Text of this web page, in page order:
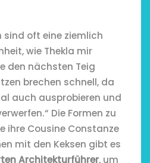
sind oft eine ziemlich
wie Thekla mir
den nächsten Teig
brechen schnell, da
auch ausprobieren und
Die Formen zu
ihre Cousine Constanze
mit den Keksen gibt es
Architekturführer, um